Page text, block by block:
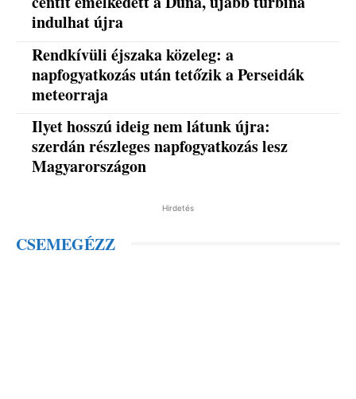
indulhat újra
Rendkívüli éjszaka közeleg: a
napfogyatkozás után tetőzik a Perseidák
meteorraja
Ilyet hosszú ideig nem látunk újra:
szerdán részleges napfogyatkozás lesz
Magyarországon
Hirdetés
CSEMEGÉZZ